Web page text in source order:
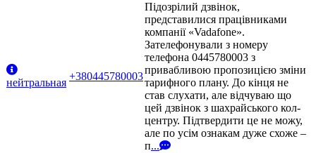
нейтральная
+380445780003
Підозрілий дзвінок,
представилися працівниками
компанії «Vadafone».
Зателефонували з номеру
телефона 0445780003 з
привабливою пропозицією зміни
тарифного плану. До кінця не
став слухати, але відчуваю що
цей дзвінок з шахрайського кол-
центру. Підтвердити це не можу,
але по усім ознакам дуже схоже –
п...